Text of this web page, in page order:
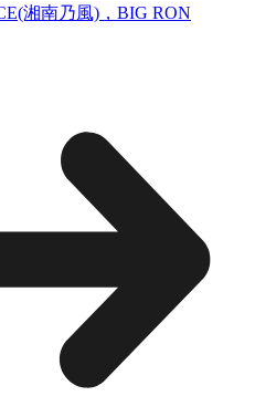
湘南乃風)，BIG RON